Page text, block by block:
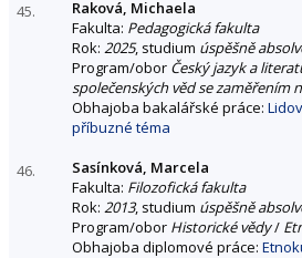
45.
Raková, Michaela
Fakulta: Pedagogická fakulta
Rok: 2025, studium úspěšně
Program/obor Český jazyk a
společenských věd se zaměřením
Obhajoba bakalářské práce:
příbuzné téma
46.
Sasínková, Marcela
Fakulta: Filozofická fakulta
Rok: 2013, studium úspěšně
Program/obor Historické vědy/
Obhajoba diplomové práce: